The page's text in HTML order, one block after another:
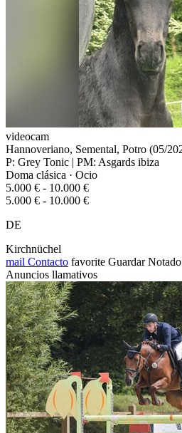
videocam
Hannoveriano, Semental, Potro (05/
P: Grey Tonic | PM: Asgards ibiza
Doma clásica · Ocio
5.000 € - 10.000 €
5.000 € - 10.000 €
DE
Kirchnüchel
mail Contacto favorite Guardar Notado
Anuncios llamativos